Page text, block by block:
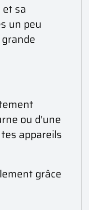
sa
un peu
ou d'une
appareils
grâce